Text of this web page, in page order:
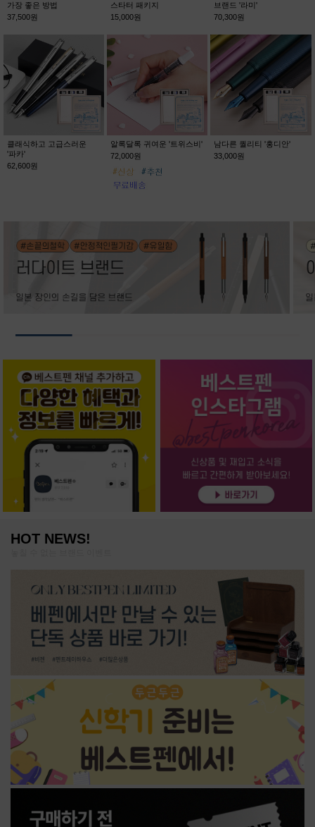
가장 좋은 방법
37,500원
스타터 패키지
15,000원
브랜드 '라미'
70,300원
클래식하고 고급스러운
'파카'
62,600원
알록달록 귀여운 '트위스비'
72,000원
남다른 퀄리티 '홍디안'
33,000원
HOT NEWS!